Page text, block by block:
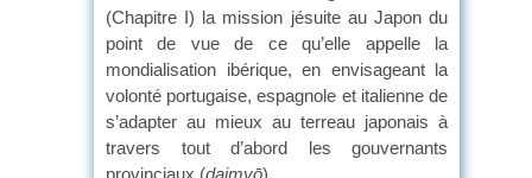
(Chapitre I) la mission jésuite au Japon du
point de vue de ce qu’elle appelle la
mondialisation ibérique, en envisageant la
volonté portugaise, espagnole et italienne de
s’adapter au mieux au terreau japonais à
travers tout d’abord les gouvernants
provinciaux (daimyō).